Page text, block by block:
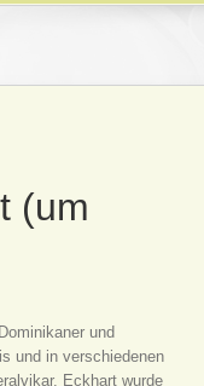
(um
und
und in verschiedenen
Eckhart wurde